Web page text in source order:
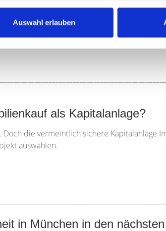
Auswahl erlauben
Um abzuwarten, bis die Preise wieder
und ihr Umland treibt.
als Kapitalanlage?
die vermeintlich sichere Kapitalanlage
auswählen.
in München in den